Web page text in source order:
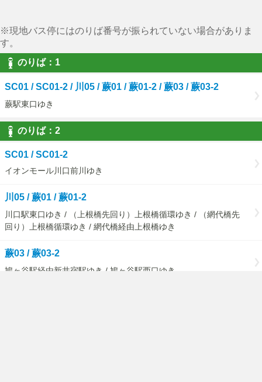
※現地バス停にはのりば番号が振られていない場合がありま
す。
のりば：1
SC01 / SC01-2 / 川05 / 蕨01 / 蕨01-2 / 蕨03 / 蕨03-2
蕨駅東口ゆき
のりば：2
SC01 / SC01-2
イオンモール川口前川ゆき
川05 / 蕨01 / 蕨01-2
川口駅東口ゆき / （上根橋先回り）上根橋循環ゆき / （網代橋先
回り）上根橋循環ゆき / 網代橋経由上根橋ゆき
蕨03 / 蕨03-2
鳩ヶ谷駅経由新井宿駅ゆき / 鳩ヶ谷駅西口ゆき